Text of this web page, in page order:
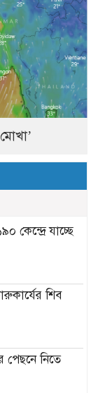
কেন্দ্রে যাচ্ছে
শিব
নিতে